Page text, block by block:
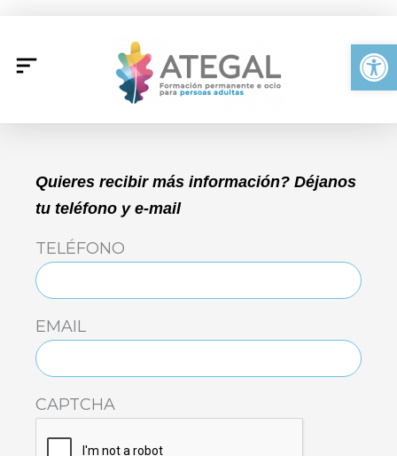
contenido
Quieres recibir más información? Déjanos
tu teléfono y e-mail
TELÉFONO
EMAIL
CAPTCHA